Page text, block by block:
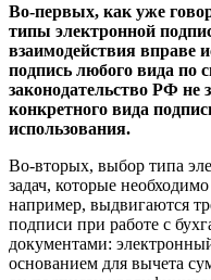
Во-первых, как уже
типы электронной
взаимодействия вправе
подпись любого вида по
законодательство РФ не
конкретного вида
использования.
Во-вторых, выбор типа
задач, которые
например, выдвигаются
подписи при работе с
документами:
основанием для вычета